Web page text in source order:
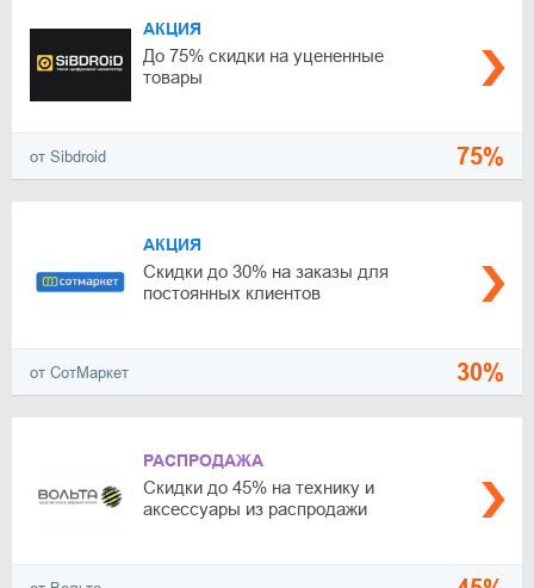
АКЦИЯ
До 75% скидки на уцененные
товары
от Sibdroid 75%
АКЦИЯ
Скидки до 30% на заказы для
постоянных клиентов
от СотМаркет 30%
РАСПРОДАЖА
Скидки до 45% на технику и
аксессуары из распродажи